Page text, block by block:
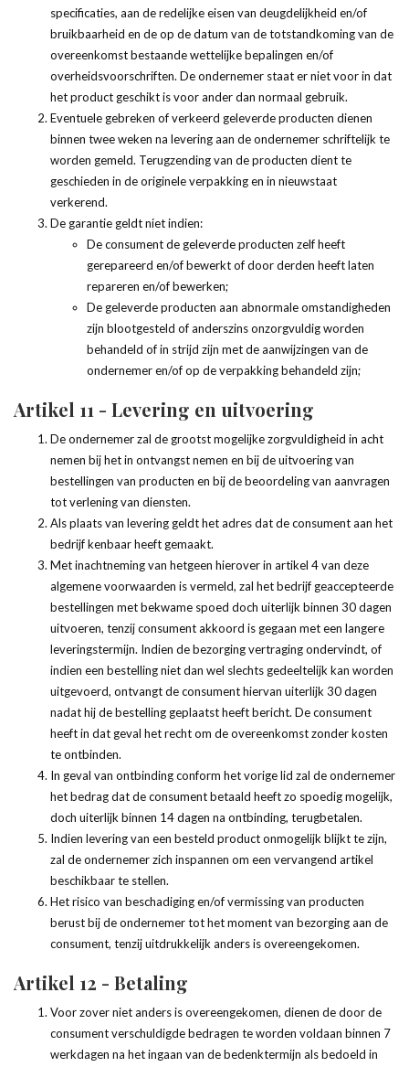
specificaties, aan de redelijke eisen van deugdelijkheid en/of
bruikbaarheid en de op de datum van de totstandkoming van de
overeenkomst bestaande wettelijke bepalingen en/of
overheidsvoorschriften. De ondernemer staat er niet voor in dat
het product geschikt is voor ander dan normaal gebruik.
Eventuele gebreken of verkeerd geleverde producten dienen
binnen twee weken na levering aan de ondernemer schriftelijk te
worden gemeld. Terugzending van de producten dient te
geschieden in de originele verpakking en in nieuwstaat
verkerend.
De garantie geldt niet indien:
De consument de geleverde producten zelf heeft
gerepareerd en/of bewerkt of door derden heeft laten
repareren en/of bewerken;
De geleverde producten aan abnormale omstandigheden
zijn blootgesteld of anderszins onzorgvuldig worden
behandeld of in strijd zijn met de aanwijzingen van de
ondernemer en/of op de verpakking behandeld zijn;
Artikel 11 - Levering en uitvoering
De ondernemer zal de grootst mogelijke zorgvuldigheid in acht
nemen bij het in ontvangst nemen en bij de uitvoering van
bestellingen van producten en bij de beoordeling van aanvragen
tot verlening van diensten.
Als plaats van levering geldt het adres dat de consument aan het
bedrijf kenbaar heeft gemaakt.
Met inachtneming van hetgeen hierover in artikel 4 van deze
algemene voorwaarden is vermeld, zal het bedrijf geaccepteerde
bestellingen met bekwame spoed doch uiterlijk binnen 30 dagen
uitvoeren, tenzij consument akkoord is gegaan met een langere
leveringstermijn. Indien de bezorging vertraging ondervindt, of
indien een bestelling niet dan wel slechts gedeeltelijk kan worden
uitgevoerd, ontvangt de consument hiervan uiterlijk 30 dagen
nadat hij de bestelling geplaatst heeft bericht. De consument
heeft in dat geval het recht om de overeenkomst zonder kosten
te ontbinden.
In geval van ontbinding conform het vorige lid zal de ondernemer
het bedrag dat de consument betaald heeft zo spoedig mogelijk,
doch uiterlijk binnen 14 dagen na ontbinding, terugbetalen.
Indien levering van een besteld product onmogelijk blijkt te zijn,
zal de ondernemer zich inspannen om een vervangend artikel
beschikbaar te stellen.
Het risico van beschadiging en/of vermissing van producten
berust bij de ondernemer tot het moment van bezorging aan de
consument, tenzij uitdrukkelijk anders is overeengekomen.
Artikel 12 - Betaling
Voor zover niet anders is overeengekomen, dienen de door de
consument verschuldigde bedragen te worden voldaan binnen 7
werkdagen na het ingaan van de bedenktermijn als bedoeld in